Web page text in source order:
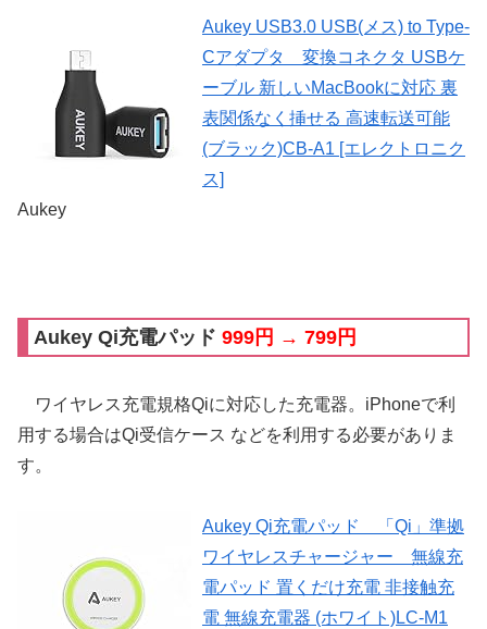
Aukey USB3.0 USB(メス) to Type-
Cアダプタ 変換コネクタ USBケ
ーブル 新しいMacBookに対応 裏
表関係なく挿せる 高速転送可能
(ブラック)CB-A1 [エレクトロニク
ス]
Aukey
Aukey Qi充電パッド 999円 → 799円
ワイヤレス充電規格Qiに対応した充電器。iPhoneで利
用する場合はQi受信ケース などを利用する必要がありま
す。
Aukey Qi充電パッド 「Qi」準拠
ワイヤレスチャージャー 無線充
電パッド 置くだけ充電 非接触充
電 無線充電器 (ホワイト)LC-M1